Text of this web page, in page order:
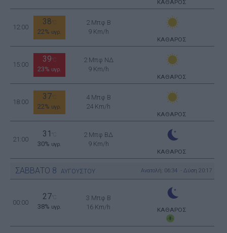
ΚΑΘΑΡΟΣ
12:00
38
22% υγρ.
2 Μπφ B
9 Km/h
ΚΑΘΑΡΟΣ
15:00
39 °C
23% υγρ.
2 Μπφ ΝΔ
9 Km/h
ΚΑΘΑΡΟΣ
18:00
37
22% υγρ.
4 Μπφ B
24 Km/h
ΚΑΘΑΡΟΣ
21:00
31
30% υγρ.
2 Μπφ ΒΔ
9 Km/h
ΚΑΘΑΡΟΣ
ΣΑΒΒΑΤΟ 8 ΑΥΓΟΥΣΤΟΥ Ανατολή: 06:34 - Δύση 20:17
00:00
27
38% υγρ.
3 Μπφ B
16 Km/h
ΚΑΘΑΡΟΣ